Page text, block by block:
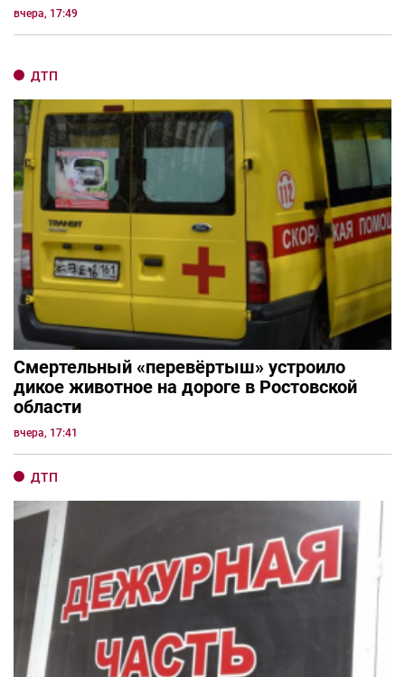
вчера, 17:49
ДТП
Смертельный «перевёртыш» устроило
дикое животное на дороге в Ростовской
области
вчера, 17:41
ДТП